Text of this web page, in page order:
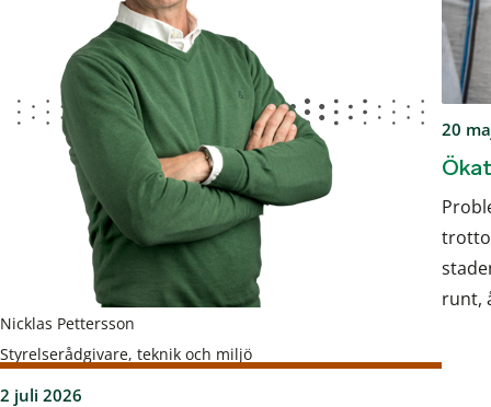
Nicklas Pettersson
Styrelserådgivare, teknik och miljö
2 juli 2026
20
runt,